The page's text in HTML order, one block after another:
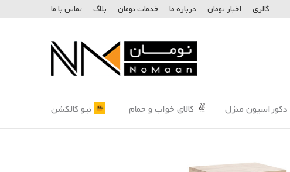
گالری اخبار نومان درباره ما خدمات نومان بلاگ تماس با ما
دکوراسیون منزل کالای خواب و حمام نیو کالکشن